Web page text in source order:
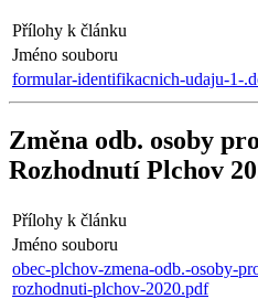
Přílohy k článku
Jméno souboru
formular-identifikacnich-udaju-1-
Změna odb. osoby
Rozhodnutí Plchov
Přílohy k článku
Jméno souboru
obec-plchov-zmena-odb.-osoby-
rozhodnuti-plchov-2020.pdf